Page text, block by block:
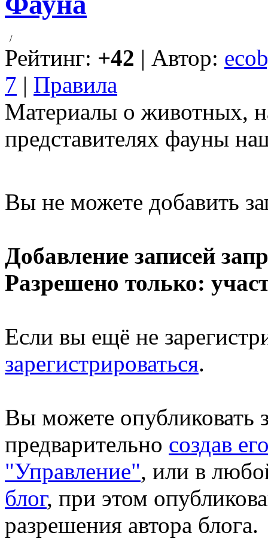
/
Рейтинг: +42 | Автор:
7 | Правила
Материалы о животных,
представителях фауны
Вы не можете добавить
Добавление записей
Разрешено только:
Если вы ещё не
зарегистрироваться.
Вы можете опубликовать
предварительно создав
"Управление", или в
блог, при этом
разрешения автора блога.